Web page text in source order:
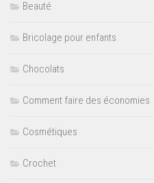
Beauté
Bricolage pour enfants
Chocolats
Comment faire des économies
Cosmétiques
Crochet